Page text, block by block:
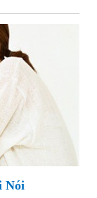
Nói